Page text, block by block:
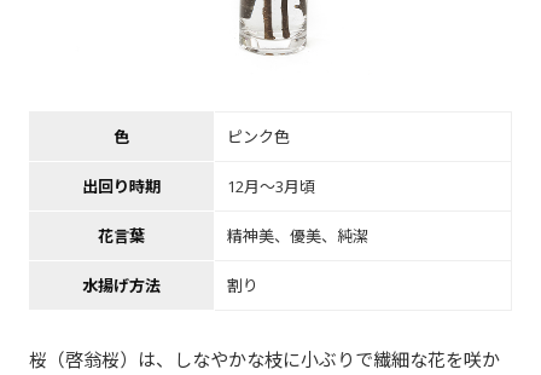
色 ピンク色
出回り時期 12月～3月頃
花言葉 精神美、優美、純潔
水揚げ方法 割り
桜（啓翁桜）は、しなやかな枝に小ぶりで繊細な花を咲か